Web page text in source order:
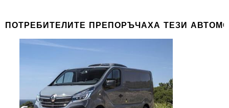
ПОТРЕБИТЕЛИТЕ ПРЕПОРЪЧАХА ТЕЗИ